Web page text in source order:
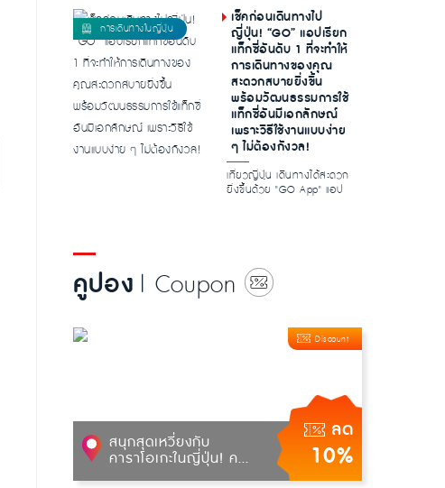
เช็คก่อนเดินทางไป
ญี่ปุ่น! “GO” แอปเรียก
แท็กซี่อันดับ 1 ที่จะทำให้
การเดินทางของคุณ
สะดวกสบายยิ่งขึ้น
พร้อมวัฒนธรรมการใช้
แท็กซี่อันมีเอกลักษณ์
เพราะวิธีใช้งานแบบง่าย
ๆ ไม่ต้องกังวล!
เที่ยวญี่ปุ่น เดินทางได้สะดวก
ยิ่งขึ้นด้วย "GO App" แอป
คูปอง | Coupon
ลด
10%
Discount
สนุกสุดเหวี่ยงกับ
คาราโอเกะในญี่ปุ่น! ค...